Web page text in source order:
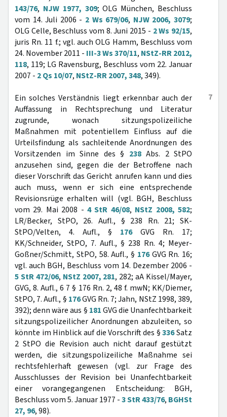
143/76, NJW 1977, 309; OLG München, Beschluss
vom 14. Juli 2006 - 2 Ws 679/06, NJW 2006, 3079;
OLG Celle, Beschluss vom 8. Juni 2015 - 2 Ws 92/15,
juris Rn. 11 f.; vgl. auch OLG Hamm, Beschluss vom
24. November 2011 - III-3 Ws 370/11, NStZ-RR 2012,
118, 119; LG Ravensburg, Beschluss vom 22. Januar
2007 - 2 Qs 10/07, NStZ-RR 2007, 348, 349).
7
Ein solches Verständnis liegt erkennbar auch der
Auffassung in Rechtsprechung und Literatur
zugrunde, wonach sitzungspolizeiliche
Maßnahmen mit potentiellem Einfluss auf die
Urteilsfindung als sachleitende Anordnungen des
Vorsitzenden im Sinne des § 238Abs. 2 StPO
anzusehen sind, gegen die der Betroffene nach
dieser Vorschrift das Gericht anrufen kann und dies
auch muss, wenn er sich eine entsprechende
Revisionsrüge erhalten will (vgl. BGH, Beschluss
vom 29. Mai 2008 - 4 StR 46/08, NStZ 2008, 582;
LR/Becker, StPO, 26. Aufl., § 238 Rn. 21; SK-
StPO/Velten, 4. Aufl., § 176GVG Rn. 17;
KK/Schneider, StPO, 7. Aufl., § 238 Rn. 4; Meyer-
Goßner/Schmitt, StPO, 58. Aufl., § 176GVG Rn. 16;
vgl. auch BGH, Beschluss vom 14. Dezember 2006 -
5 StR 472/06, NStZ 2007, 281, 282; aA Kissel/Mayer,
GVG, 8. Aufl., 6 7 § 176 Rn. 2, 48 f. mwN; KK/Diemer,
StPO, 7. Aufl., § 176GVG Rn. 7; Jahn, NStZ 1998, 389,
392); denn wäre aus § 181GVG die Unanfechtbarkeit
sitzungspolizeilicher Anordnungen abzuleiten, so
könnte im Hinblick auf die Vorschrift des §336Satz
2 StPO die Revision auch nicht darauf gestützt
werden, die sitzungspolizeiliche Maßnahme sei
rechtsfehlerhaft gewesen (vgl. zur Frage des
Ausschlusses der Revision bei Unanfechtbarkeit
einer vorangegangenen Entscheidung: BGH,
Beschluss vom 5. Januar 1977 -3 StR 433/76, BGHSt
27, 96, 98).